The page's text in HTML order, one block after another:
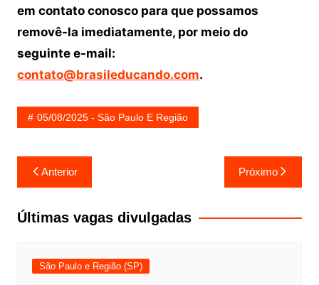
em contato conosco para que possamos
removê-la imediatamente, por meio do
seguinte e-mail:
contato@brasileducando.com.
05/08/2025 - São Paulo E Região
Navegação
de
Post
Anterior Próximo
Últimas vagas divulgadas
São Paulo e Região (SP)